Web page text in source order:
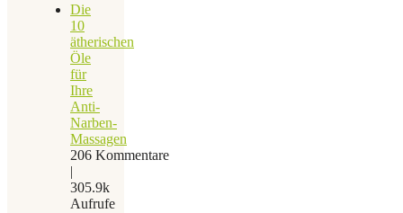
Die
10
ätherischen
Öle
für
Ihre
Anti-
Narben-
Massagen
206 Kommentare
|
305.9k
Aufrufe